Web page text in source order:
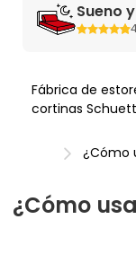
Sueno
Fábrica de
cortinas
¿Cómo
¿Cómo